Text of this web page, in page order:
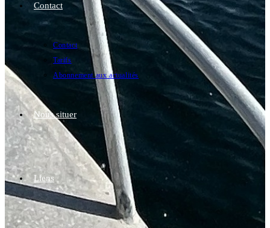
Contact
Contact
Tarifs
Abonnement aux actualités
Nous situer
Liens